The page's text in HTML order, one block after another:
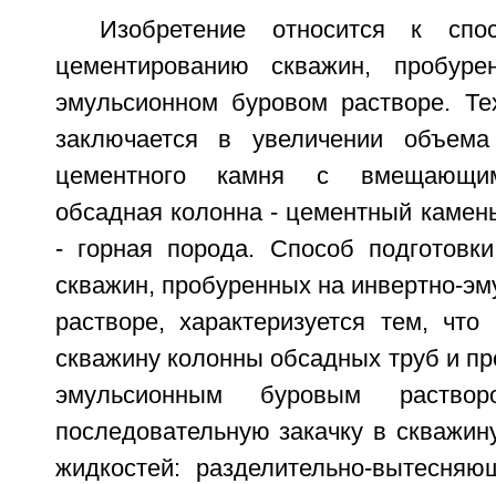
Изобретение относится к
цементированию скважин,
эмульсионном буровом растворе.
заключается в увеличении объема
цементного камня с
обсадная колонна - цементный
- горная порода. Способ
скважин, пробуренных на инвертно-
растворе, характеризуется тем,
скважину колонны обсадных труб и
эмульсионным буровым
последовательную закачку в
жидкостей: разделительно-